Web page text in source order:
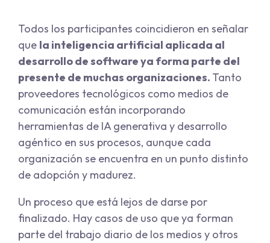
Todos los participantes coincidieron en señalar
que la inteligencia artificial aplicada al
desarrollo de software ya forma parte del
presente de muchas organizaciones. Tanto
proveedores tecnológicos como medios de
comunicación están incorporando
herramientas de IA generativa y desarrollo
agéntico en sus procesos, aunque cada
organización se encuentra en un punto distinto
de adopción y madurez.
Un proceso que está lejos de darse por
finalizado. Hay casos de uso que ya forman
parte del trabajo diario de los medios y otros